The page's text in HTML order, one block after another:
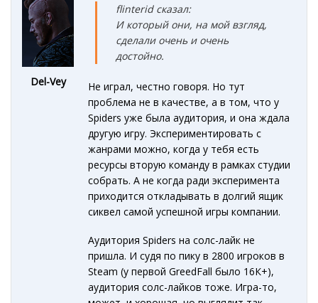
Del-Vey
flinterid сказал:
И который они, на мой взгляд,
сделали очень и очень
достойно.
Не играл, честно говоря. Но тут
проблема не в качестве, а в том, что у
Spiders уже была аудитория, и она ждала
другую игру. Экспериментировать с
жанрами можно, когда у тебя есть
ресурсы вторую команду в рамках студии
собрать. А не когда ради эксперимента
приходится откладывать в долгий ящик
сиквел самой успешной игры компании.
Аудитория Spiders на солс-лайк не
пришла. И судя по пику в 2800 игроков в
Steam (у первой GreedFall было 16К+),
аудитория солс-лайков тоже. Игра-то,